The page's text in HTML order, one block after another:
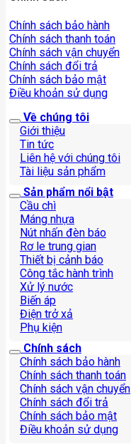
Chính sách bảo hành
Chính sách thanh toán
Chính sách vận chuyển
Chính sách đổi trả
Chính sách bảo mật
Điều khoản sử dụng
Về chúng tôi
Giới thiệu
Tin tức
Liên hệ với chúng tôi
Tài liệu sản phẩm
Sản phẩm nổi bật
Cầu chì
Máng nhựa
Nút nhấn đèn báo
Rơ le trung gian
Thiết bị cảnh báo
Công tắc hành trình
Xử lý nước
Biến áp
Điện trở xả
Phụ kiện
Chính sách
Chính sách bảo hành
Chính sách thanh toán
Chính sách vận chuyển
Chính sách đổi trả
Chính sách bảo mật
Điều khoản sử dụng